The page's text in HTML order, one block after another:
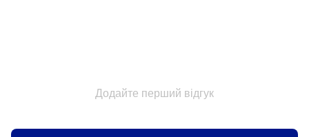
Додайте перший відгук